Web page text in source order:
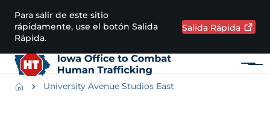
Pasar al contenido principal
Para salir de este sitio
rápidamente, use el botón Salida
Rápida.
Salida Rápida
Menú
Main navigation
BreadcrumbsUniversity Avenue Studios East